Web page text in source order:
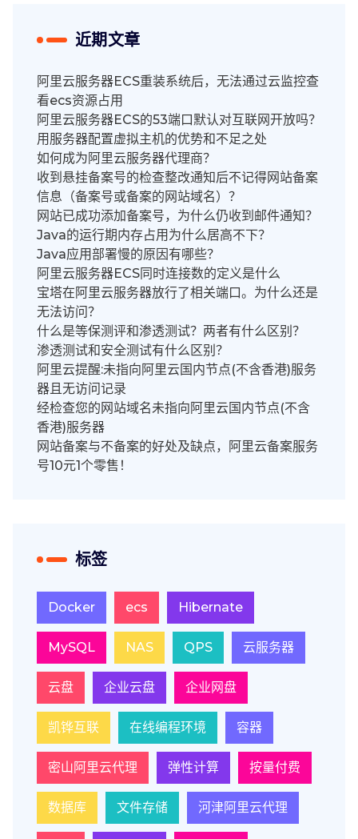
近期文章
阿里云服务器ECS重装系统后，无法通过云监控查
看ecs资源占用
阿里云服务器ECS的53端口默认对互联网开放吗？
用服务器配置虚拟主机的优势和不足之处
如何成为阿里云服务器代理商？
收到悬挂备案号的检查整改通知后不记得网站备案
信息（备案号或备案的网站域名）？
网站已成功添加备案号，为什么仍收到邮件通知？
Java的运行期内存占用为什么居高不下？
Java应用部署慢的原因有哪些？
阿里云服务器ECS同时连接数的定义是什么
宝塔在阿里云服务器放行了相关端口。为什么还是
无法访问？
什么是等保测评和渗透测试？两者有什么区别？
渗透测试和安全测试有什么区别？
阿里云提醒:未指向阿里云国内节点(不含香港)服务
器且无访问记录
经检查您的网站域名未指向阿里云国内节点(不含
香港)服务器
网站备案与不备案的好处及缺点，阿里云备案服务
号10元1个零售！
标签
Docker ecs Hibernate
MySQL NAS QPS 云服务器
云盘 企业云盘 企业网盘
凯铧互联 在线编程环境 容器
密山阿里云代理 弹性计算 按量付费
数据库 文件存储 河津阿里云代理